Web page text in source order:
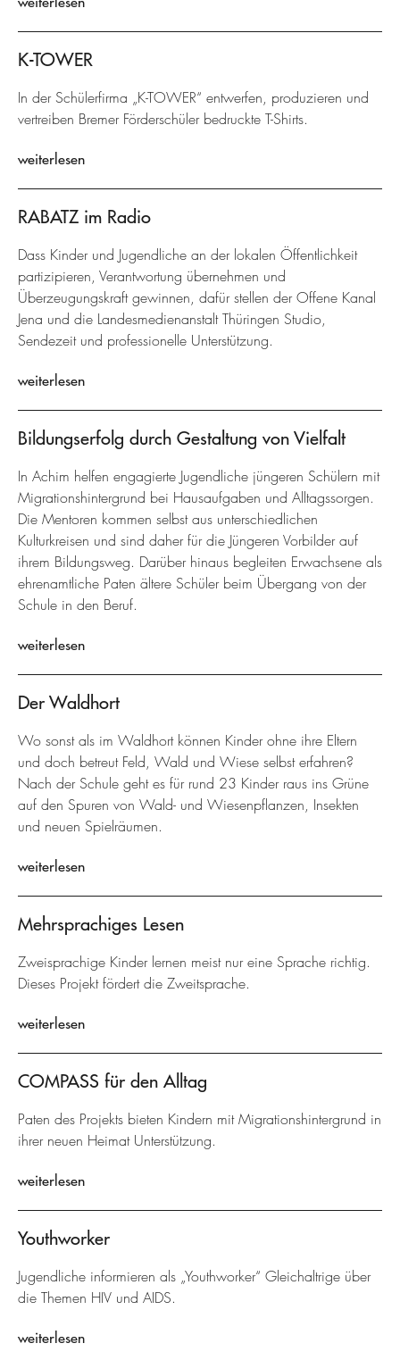
K-TOWER
In der Schülerfirma „K-TOWER“ entwerfen, produzieren und
vertreiben Bremer Förderschüler bedruckte T-Shirts.
weiterlesen
RABATZ im Radio
Dass Kinder und Jugendliche an der lokalen Öffentlichkeit
partizipieren, Verantwortung übernehmen und
Überzeugungskraft gewinnen, dafür stellen der Offene Kanal
Jena und die Landesmedienanstalt Thüringen Studio,
Sendezeit und professionelle Unterstützung.
weiterlesen
Bildungserfolg durch Gestaltung von Vielfalt
In Achim helfen engagierte Jugendliche jüngeren Schülern mit
Migrationshintergrund bei Hausaufgaben und Alltagssorgen.
Die Mentoren kommen selbst aus unterschiedlichen
Kulturkreisen und sind daher für die Jüngeren Vorbilder auf
ihrem Bildungsweg. Darüber hinaus begleiten Erwachsene als
ehrenamtliche Paten ältere Schüler beim Übergang von der
Schule in den Beruf.
weiterlesen
Der Waldhort
Wo sonst als im Waldhort können Kinder ohne ihre Eltern
und doch betreut Feld, Wald und Wiese selbst erfahren?
Nach der Schule geht es für rund 23 Kinder raus ins Grüne
auf den Spuren von Wald- und Wiesenpflanzen, Insekten
und neuen Spielräumen.
weiterlesen
Mehrsprachiges Lesen
Zweisprachige Kinder lernen meist nur eine Sprache richtig.
Dieses Projekt fördert die Zweitsprache.
weiterlesen
COMPASS für den Alltag
Paten des Projekts bieten Kindern mit Migrationshintergrund in
ihrer neuen Heimat Unterstützung.
weiterlesen
Youthworker
Jugendliche informieren als „Youthworker“ Gleichaltrige über
die Themen HIV und AIDS.
weiterlesen